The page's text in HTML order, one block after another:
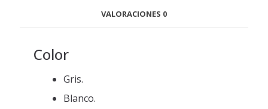
VALORACIONES 0
Color
Gris.
Blanco.